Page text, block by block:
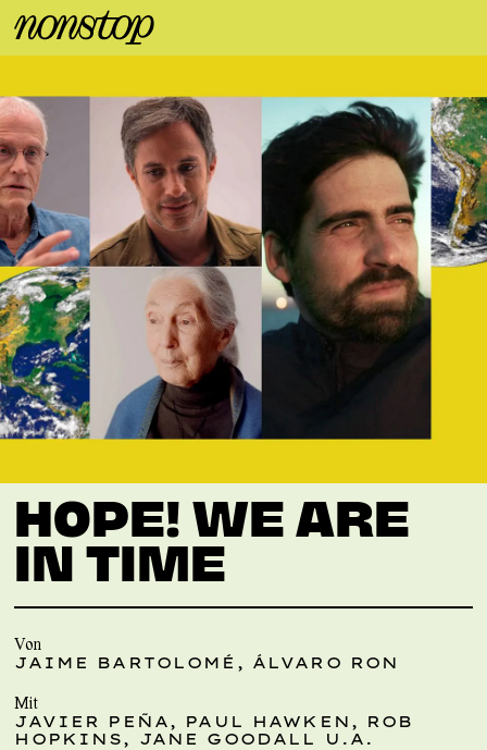
HOPE! WE ARE
IN TIME
Von
JAIME BARTOLOMÉ, ÁLVARO RON
Mit
JAVIER PEÑA, PAUL HAWKEN, ROB
HOPKINS, JANE GOODALL U.A.